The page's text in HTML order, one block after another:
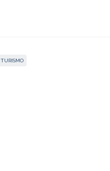
TURISMO